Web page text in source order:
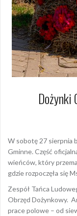
Dożynki
W sobotę 27 sierpnia
Gminne. Część
wieńców, który
gdzie rozpoczęła się
Zespół Tańca
Obrzęd Dożynkowy.
prace polowe – od